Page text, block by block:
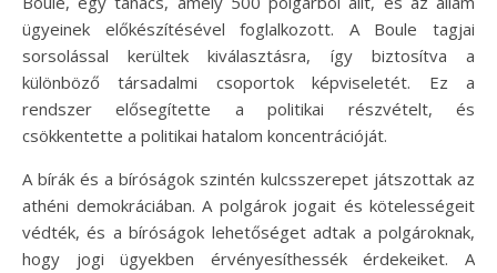
ügyeinek előkészítésével foglalkozott. A Boule tagjai
sorsolással kerültek kiválasztásra, így biztosítva a
különböző társadalmi csoportok képviseletét. Ez a
rendszer elősegítette a politikai részvételt, és
csökkentette a politikai hatalom koncentrációját.
A bírák és a bíróságok szintén kulcsszerepet játszottak az
athéni demokráciában. A polgárok jogait és kötelességeit
védték, és a bíróságok lehetőséget adtak a polgároknak,
hogy jogi ügyekben érvényesíthessék érdekeiket. A